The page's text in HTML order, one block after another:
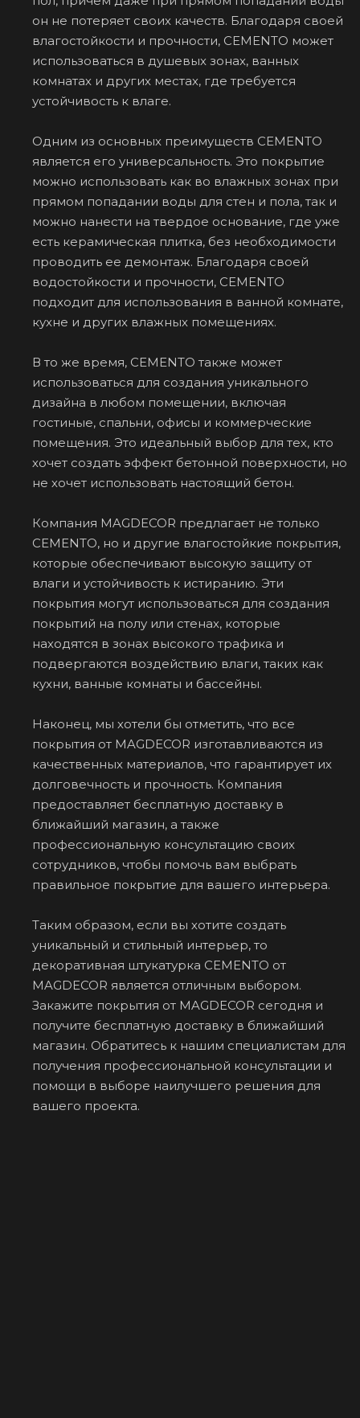
он не потеряет своих качеств. Благодаря своей
влагостойкости и прочности, CEMENTO может
использоваться в душевых зонах, ванных
комнатах и других местах, где требуется
устойчивость к влаге.
Одним из основных преимуществ CEMENTO
является его универсальность. Это покрытие
можно использовать как во влажных зонах при
прямом попадании воды для стен и пола, так и
можно нанести на твердое основание, где уже
есть керамическая плитка, без необходимости
проводить ее демонтаж. Благодаря своей
водостойкости и прочности, CEMENTO
подходит для использования в ванной комнате,
кухне и других влажных помещениях.
В то же время, CEMENTO также может
использоваться для создания уникального
дизайна в любом помещении, включая
гостиные, спальни, офисы и коммерческие
помещения. Это идеальный выбор для тех, кто
хочет создать эффект бетонной поверхности, но
не хочет использовать настоящий бетон.
Компания MAGDECOR предлагает не только
CEMENTO, но и другие влагостойкие покрытия,
которые обеспечивают высокую защиту от
влаги и устойчивость к истиранию. Эти
покрытия могут использоваться для создания
покрытий на полу или стенах, которые
находятся в зонах высокого трафика и
подвергаются воздействию влаги, таких как
кухни, ванные комнаты и бассейны.
Наконец, мы хотели бы отметить, что все
покрытия от MAGDECOR изготавливаются из
качественных материалов, что гарантирует их
долговечность и прочность. Компания
предоставляет бесплатную доставку в
ближайший магазин, а также
профессиональную консультацию своих
сотрудников, чтобы помочь вам выбрать
правильное покрытие для вашего интерьера.
Таким образом, если вы хотите создать
уникальный и стильный интерьер, то
декоративная штукатурка CEMENTO от
MAGDECOR является отличным выбором.
Закажите покрытия от MAGDECOR сегодня и
получите бесплатную доставку в ближайший
магазин. Обратитесь к нашим специалистам для
получения профессиональной консультации и
помощи в выборе наилучшего решения для
вашего проекта.